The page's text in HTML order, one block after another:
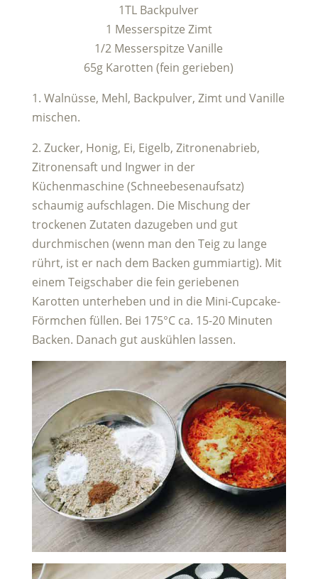
1TL Backpulver
1 Messerspitze Zimt
1/2 Messerspitze Vanille
65g Karotten (fein gerieben)
1. Walnüsse, Mehl, Backpulver, Zimt und Vanille
mischen.
2. Zucker, Honig, Ei, Eigelb, Zitronenabrieb,
Zitronensaft und Ingwer in der
Küchenmaschine (Schneebesenaufsatz)
schaumig aufschlagen. Die Mischung der
trockenen Zutaten dazugeben und gut
durchmischen (wenn man den Teig zu lange
rührt, ist er nach dem Backen gummiartig). Mit
einem Teigschaber die fein geriebenen
Karotten unterheben und in die Mini-Cupcake-
Förmchen füllen. Bei 175°C ca. 15-20 Minuten
Backen. Danach gut auskühlen lassen.